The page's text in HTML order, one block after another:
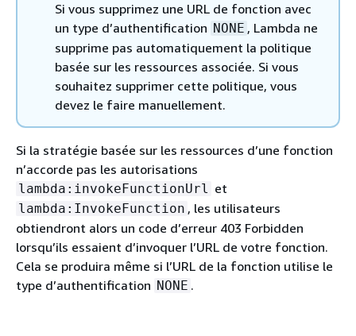
Si vous supprimez une URL de fonction avec
un type d’authentification NONE , Lambda ne
supprime pas automatiquement la politique
basée sur les ressources associée. Si vous
souhaitez supprimer cette politique, vous
devez le faire manuellement.
Si la stratégie basée sur les ressources d’une fonction
n’accorde pas les autorisations
lambda:invokeFunctionUrl et
lambda:InvokeFunction , les utilisateurs
obtiendront alors un code d’erreur 403 Forbidden
lorsqu’ils essaient d’invoquer l’URL de votre fonction.
Cela se produira même si l’URL de la fonction utilise le
type d’authentification NONE .